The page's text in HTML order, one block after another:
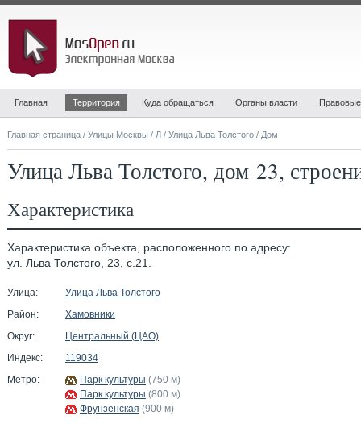
Главная Территория Куда обращаться Органы власти
Главная страница / Улицы Москвы / Л / Улица Льва Толстого / Дом
Улица Льва Толстого, дом 23,
Характеристика
Характеристика объекта, расположенного по адресу:
ул. Льва Толстого, 23, с.21.
Улица:
Улица Льва Толстого
Район:
Хамовники
Округ:
Центральный (ЦАО)
Индекс:
119034
Метро:
Парк культуры (750 м)
Парк культуры (800 м)
Фрунзенская (900 м)